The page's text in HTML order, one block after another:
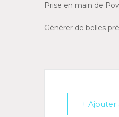
Prise en main de
Générer de belles
+ Ajouter